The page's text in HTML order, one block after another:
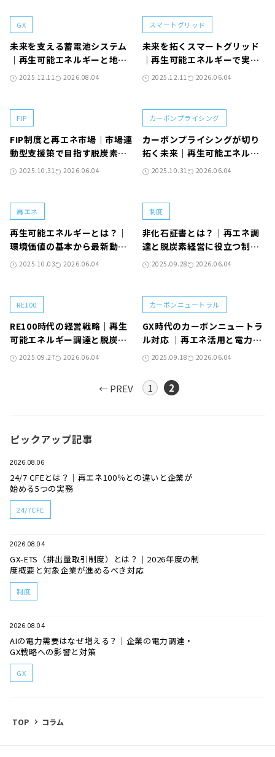
GX
未来を支える蓄電池システム
｜再生可能エネルギーと地域
循環ネットワークの新たな挑
2025.12.11 2026.08.04
スマートグリッド
未来を拓くスマートグリッド
｜再生可能エネルギーで実現
する持続可能な社会への転換
2025.12.11 2026.06.04
FIP
FIP制度と再エネ市場｜市場連
動型支援策で目指す脱炭素社
会 2025.10.31 2026.06.04
カーボンプライシング
カーボンプライシングが切り
拓く未来｜再生可能エネルギ
ーと脱炭素社会への転換に向
2025.10.31 2026.06.04
再エネ
再生可能エネルギーとは？｜
環境価値の基本から最新動向
まで徹底解説
2025.10.03 2026.06.04
制度
非化石証書とは？｜再エネ調
達と脱炭素経営に役立つ制度
を徹底解説
2025.09.28 2026.06.04
RE100
RE100時代の経営戦略｜再生
可能エネルギー調達と脱炭素
経営の実践ガイド
2025.09.27 2026.06.04
カーボンニュートラル
GX時代のカーボンニュートラ
ル対応 ｜再エネ活用と電力調
達の新戦略
2025.09.18 2026.06.04
← PREV 1 2
ピックアップ記事
2026.08.06
24/7 CFEとは？｜再エネ100％との違いと企業が
始める5つの実務
24/7CFE
2026.08.04
GX-ETS（排出量取引制度）とは？｜2026年度の制
度概要と対象企業が進めるべき対応
制度
2026.08.04
AIの電力需要はなぜ増える？｜企業の電力調達・
GX戦略への影響と対策
GX
TOP コラム